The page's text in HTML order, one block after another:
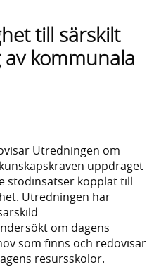
till särskilt
av kommunala
Utredningen om
uppdraget
stödinsatser kopplat till
Utredningen har
om dagens
som finns och redovisar
resursskolor.